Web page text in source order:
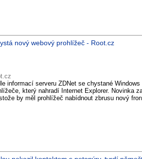
nový webový prohlížeč - Root.cz
informací serveru ZDNet se chystané
který nahradí Internet Explorer. Novinka
by měl prohlížeč nabídnout zbrusu nový